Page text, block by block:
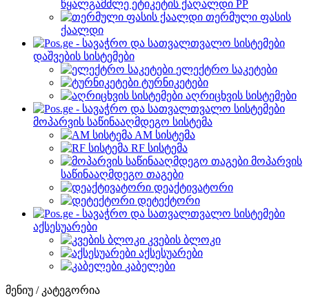
წყალგამძლე ეტიკეტის ქაღალდი PP
თერმული ფასის
ქაალდი
დაშვების სისტემები
ელექტრო საკეტები
ტურნიკეტები
აღრიცხვის სისტემები
მოპარვის საწინააღმდეგო სისტემა
AM სისტემა
RF სისტემა
მოპარვის
საწინააღმდეგო თაგები
დეაქტივატორი
დეტექტორი
აქსესუარები
კვების ბლოკი
აქსესუარები
კაბელები
მენიუ / კატეგორია